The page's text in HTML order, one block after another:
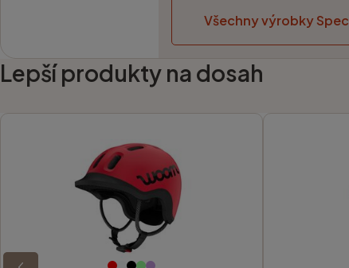
Všechny výrobky
Lepší produkty na dosah